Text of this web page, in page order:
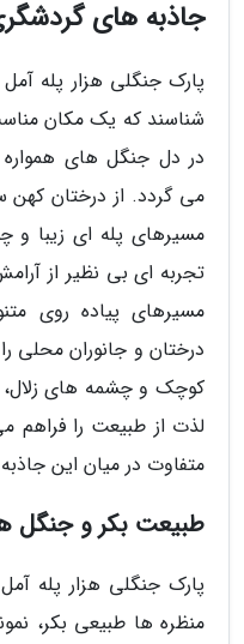
جاذبه های
پارک جنگلی هزار پله
شناسند که یک مکان
در دل جنگل های
می گردد. از درختان کهن
مسیرهای پله ای زیبا
تجربه ای بی نظیر از
مسیرهای پیاده روی
درختان و جانوران محلی
کوچک و چشمه های زلال،
لذت از طبیعت را فراهم
متفاوت در میان این
طبیعت بکر و جنگل
پارک جنگلی هزار پله
منظره ها طبیعی بکر،